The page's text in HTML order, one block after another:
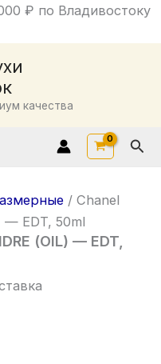
₽ по Владивостоку
качества
/ Chanel
— EDT, 50ml
(OIL) — EDT,